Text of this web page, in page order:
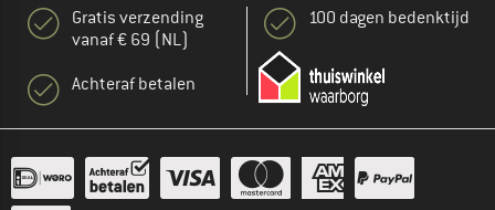
Gratis verzending
vanaf € 69 (NL)
Achteraf betalen
100 dagen bedenktijd